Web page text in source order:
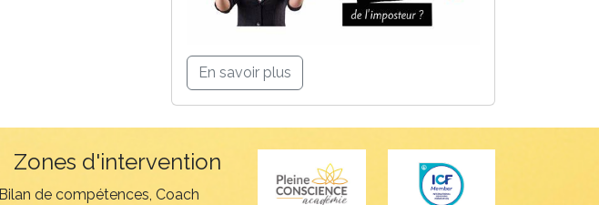
En savoir plus
Zones d'intervention
Bilan de compétences, Coach